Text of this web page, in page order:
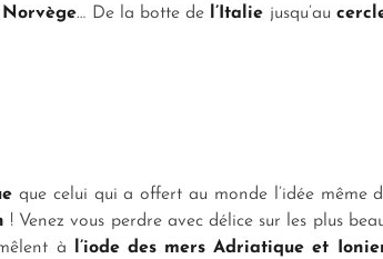
… De la botte de l’Italie jusqu’au
que celui qui a offert au monde l’idée même
! Venez vous perdre avec délice sur les plus
à l’iode des mers Adriatique et